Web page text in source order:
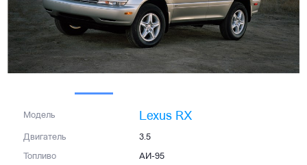
Модель Lexus RX
Двигатель 3.5
Топливо АИ-95